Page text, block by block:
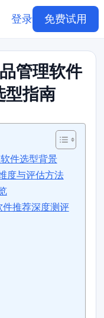
登录 免费试用
管理软件
型指南
件选型背景
度与评估方法
推荐深度测评